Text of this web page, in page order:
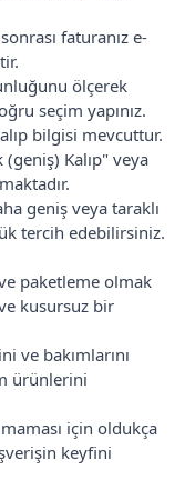
faturanız e-
ölçerek
seçim yapınız.
bilgisi mevcuttur.
Kalıp" veya
geniş veya taraklı
tercih edebilirsiniz.
paketleme olmak
kusursuz bir
ve bakımlarını
ürünlerini
için oldukça
keyfini